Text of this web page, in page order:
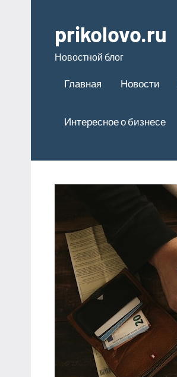
содержимому
prikolovo.ru
Новостной блог
Главная Новости
Интересное о бизнесе